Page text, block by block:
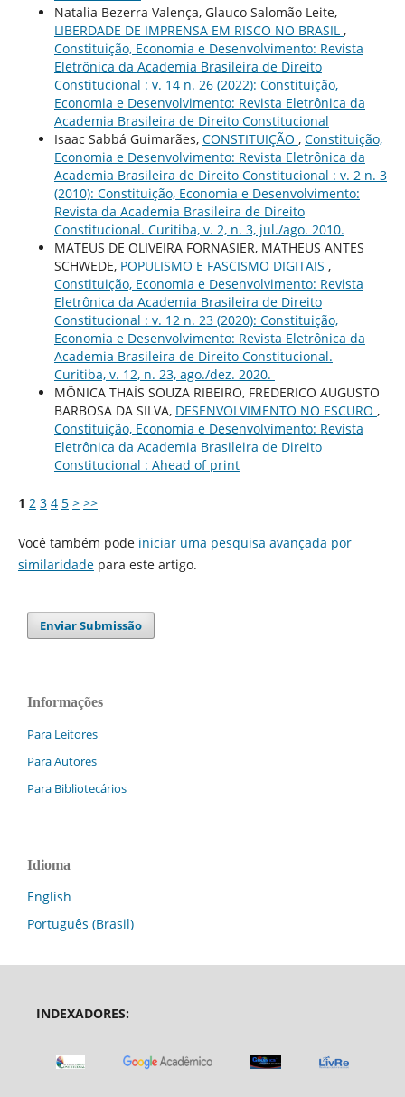
Natalia Bezerra Valença, Glauco Salomão Leite,
LIBERDADE DE IMPRENSA EM RISCO NO BRASIL ,
Constituição, Economia e Desenvolvimento: Revista
Eletrônica da Academia Brasileira de Direito
Constitucional : v. 14 n. 26 (2022): Constituição,
Economia e Desenvolvimento: Revista Eletrônica da
Academia Brasileira de Direito Constitucional
Isaac Sabbá Guimarães, CONSTITUIÇÃO , Constituição,
Economia e Desenvolvimento: Revista Eletrônica da
Academia Brasileira de Direito Constitucional : v. 2 n. 3
(2010): Constituição, Economia e Desenvolvimento:
Revista da Academia Brasileira de Direito
Constitucional. Curitiba, v. 2, n. 3, jul./ago. 2010.
MATEUS DE OLIVEIRA FORNASIER, MATHEUS ANTES
SCHWEDE, POPULISMO E FASCISMO DIGITAIS ,
Constituição, Economia e Desenvolvimento: Revista
Eletrônica da Academia Brasileira de Direito
Constitucional : v. 12 n. 23 (2020): Constituição,
Economia e Desenvolvimento: Revista Eletrônica da
Academia Brasileira de Direito Constitucional.
Curitiba, v. 12, n. 23, ago./dez. 2020.
MÔNICA THAÍS SOUZA RIBEIRO, FREDERICO AUGUSTO
BARBOSA DA SILVA, DESENVOLVIMENTO NO ESCURO ,
Constituição, Economia e Desenvolvimento: Revista
Eletrônica da Academia Brasileira de Direito
Constitucional : Ahead of print
1 2 3 4 5 > >>
Você também pode iniciar uma pesquisa avançada por
similaridadepara este artigo.
Enviar Submissão
Informações
Para Leitores
Para Autores
Para Bibliotecários
Idioma
English
Português (Brasil)
INDEXADORES: